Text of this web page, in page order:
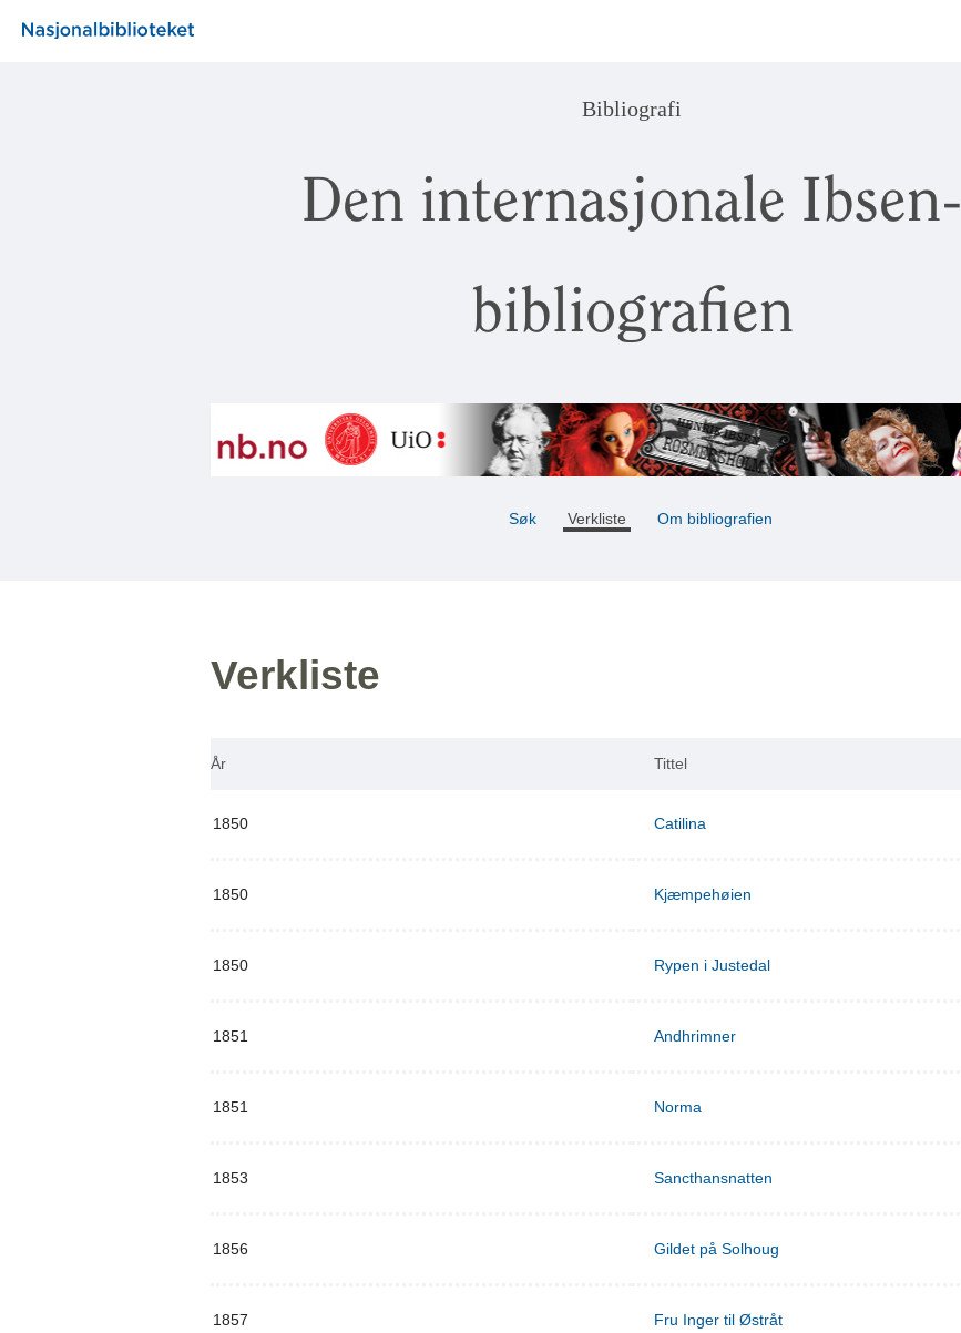
Bibliografi
Den internasjonale Ibsen-
bibliografien
Søk Verkliste Om bibliografien
Verkliste
År Tittel
1850 Catilina
1850 Kjæmpehøien
1850 Rypen i Justedal
1851 Andhrimner
1851 Norma
1853 Sancthansnatten
1856 Gildet på Solhoug
1857 Fru Inger til Østråt